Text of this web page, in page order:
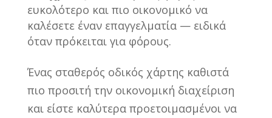
ευκολότερο και πιο οικονομικό να
καλέσετε έναν επαγγελματία — ειδικά
όταν πρόκειται για φόρους.
Ένας σταθερός οδικός χάρτης καθιστά
πιο προσιτή την οικονομική διαχείριση
και είστε καλύτερα προετοιμασμένοι να